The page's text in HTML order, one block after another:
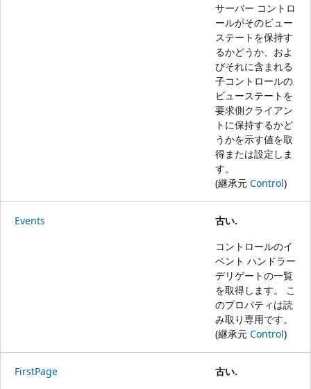
サーバー コントロ
ールがそのビュー
ステートを保持す
るかどうか、およ
びそれに含まれる
子コントロールの
ビューステートを
要求側クライアン
トに保持するかど
うかを示す値を取
得または設定しま
す。
(継承元 Control)
Events
古い.
コントロールのイ
ベント ハンドラー
デリゲートの一覧
を取得します。 こ
のプロパティは読
み取り専用です。
(継承元 Control)
FirstPage
古い.